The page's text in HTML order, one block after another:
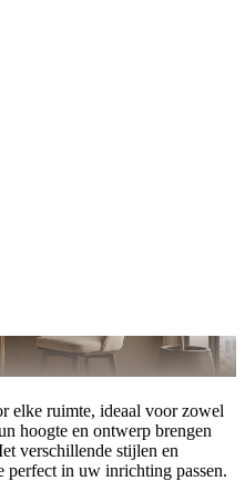
elke ruimte, ideaal voor zowel
hoogte en ontwerp brengen
verschillende stijlen en
perfect in uw inrichting passen.